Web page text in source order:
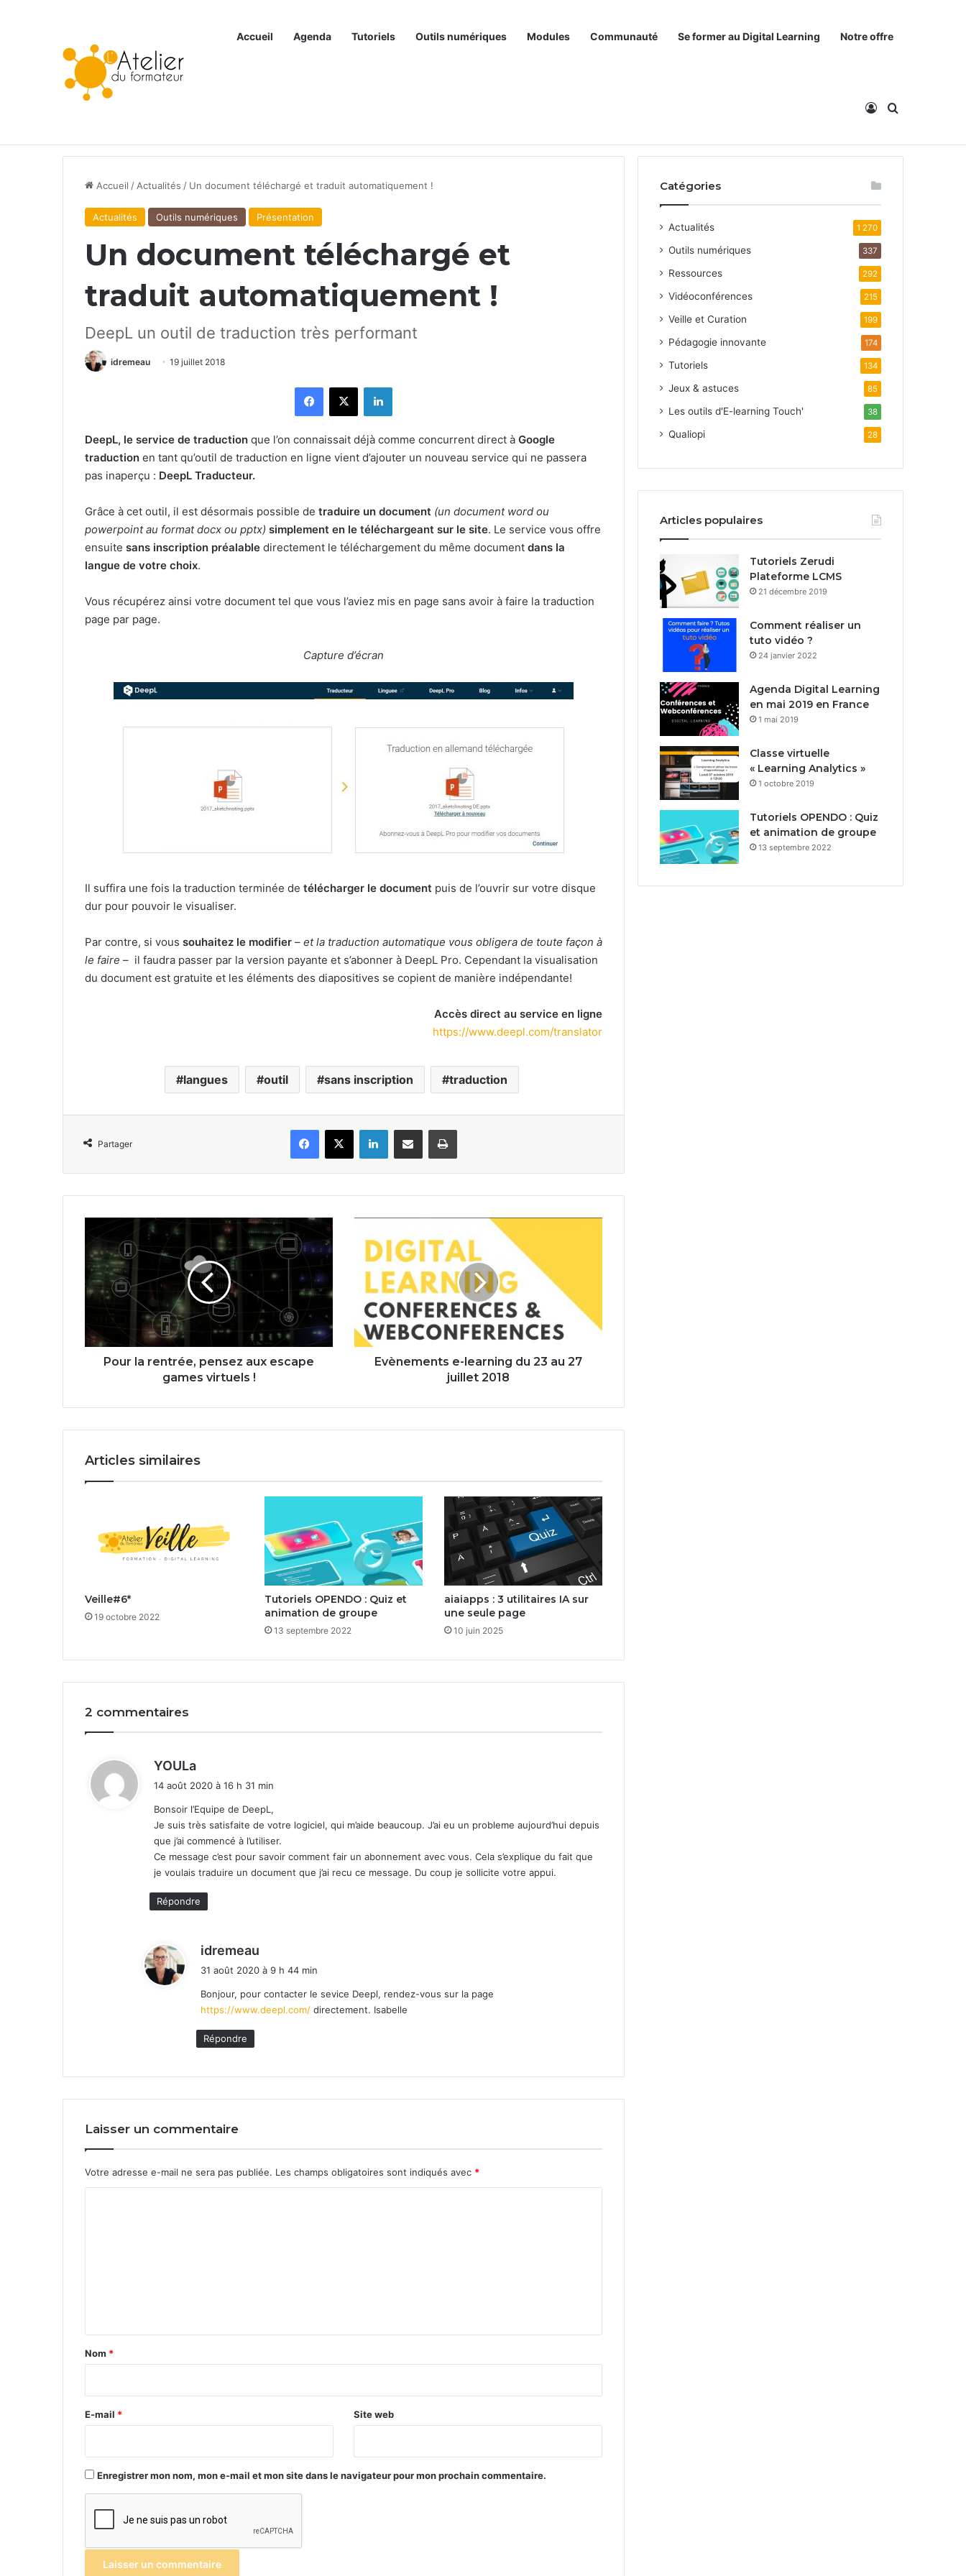
Accueil Agenda Tutoriels Outils numériques Modules Communauté Se former au Digital Learning Notre offre
Connexion
Rechercher
Accueil / Actualités / Un document téléchargé et traduit automatiquement !
Actualités Outils numériques Présentation
Un document téléchargé et
traduit automatiquement !
DeepL un outil de traduction très performant
idremeau 19 juillet 2018
Facebook
X Linkedin
DeepL, le service de traduction que l’on connaissait déjà comme concurrent direct à Google
traduction en tant qu’outil de traduction en ligne vient d’ajouter un nouveau service qui ne passera
pas inaperçu : DeepL Traducteur.
Grâce à cet outil, il est désormais possible de traduire un document (un document word ou
powerpoint au format docx ou pptx) simplement en le téléchargeant sur le site. Le service vous offre
ensuite sans inscription préalable directement le téléchargement du même document dans la
langue de votre choix.
Vous récupérez ainsi votre document tel que vous l’aviez mis en page sans avoir à faire la traduction
page par page.
Capture d’écran
Il suffira une fois la traduction terminée de télécharger le document puis de l’ouvrir sur votre disque
dur pour pouvoir le visualiser.
Par contre, si vous souhaitez le modifier – et la traduction automatique vous obligera de toute façon à
le faire – il faudra passer par la version payante et s’abonner à DeepL Pro. Cependant la visualisation
du document est gratuite et les éléments des diapositives se copient de manière indépendante!
Accès direct au service en ligne
https://www.deepl.com/translator
langues outil sans inscription traduction
Partager
Facebook
X LinkedinPartager par email Imprimer
rentrée,
pensez
aux
escape
games
virtuels
!
Pour la rentrée, pensez aux escape
games virtuels !
learning
juillet
2018
Evènements e-learning du 23 au 27
juillet 2018
Articles similaires
Veille#6*
19 octobre 2022
Tutoriels OPENDO : Quiz et
animation de groupe
13 septembre 2022
aiaiapps : 3 utilitaires IA sur
une seule page
10 juin 2025
2 commentaires
YOULa
i
:
14 août 2020 à 16 h 31 min
Bonsoir l’Equipe de DeepL,
Je suis très satisfaite de votre logiciel, qui m’aide beaucoup. J’ai eu un probleme aujourd’hui depuis
que j’ai commencé à l’utiliser.
Ce message c’est pour savoir comment fair un abonnement avec vous. Cela s’explique du fait que
je voulais traduire un document que j’ai recu ce message. Du coup je sollicite votre appui.
Répondre
idremeau
:
31 août 2020 à 9 h 44 min
Bonjour, pour contacter le sevice Deepl, rendez-vous sur la page
https://www.deepl.com/ directement. Isabelle
Répondre
Laisser un commentaire
Votre adresse e-mail ne sera pas publiée. Les champs obligatoires sont indiqués avec *
a
e
Nom *
E-mail * Site web
Enregistrer mon nom, mon e-mail et mon site dans le navigateur pour mon prochain commentaire.
Catégories
Actualités 1 270
Outils numériques 337
Ressources 292
Vidéoconférences 215
Veille et Curation 199
Pédagogie innovante 174
Tutoriels 134
Jeux & astuces 85
Les outils d'E-learning Touch' 38
Qualiopi 28
Articles populaires
Tutoriels Zerudi
Plateforme LCMS
21 décembre 2019
Comment réaliser un
tuto vidéo ?
24 janvier 2022
Agenda Digital Learning
en mai 2019 en France
1 mai 2019
Classe virtuelle
« Learning Analytics »
1 octobre 2019
Tutoriels OPENDO : Quiz
et animation de groupe
13 septembre 2022